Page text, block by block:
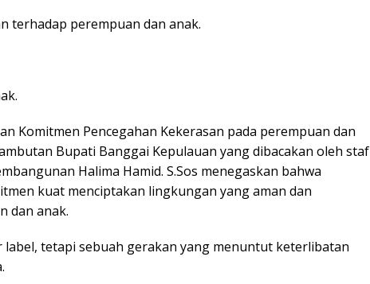
terhadap perempuan dan anak.
Komitmen Pencegahan Kekerasan pada perempuan dan
Bupati Banggai Kepulauan yang dibacakan oleh staf
Halima Hamid. S.Sos menegaskan bahwa
kuat menciptakan lingkungan yang aman dan
dan anak.
label, tetapi sebuah gerakan yang menuntut keterlibatan